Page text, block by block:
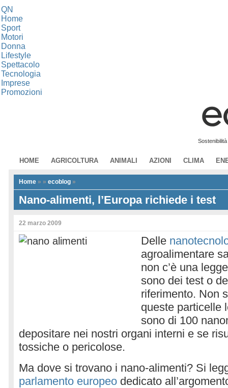
QN
Home
Sport
Motori
Donna
Lifestyle
Spettacolo
Tecnologia
Imprese
Promozioni
HOME AGRICOLTURA ANIMALI AZIONI CLIMA
Home » » ecoblog »
Nano-alimenti, l’Europa richiede i test
22 marzo 2009
Delle
agroalimentare
non c’è una
sono dei test o
riferimento. Non
queste particelle
sono di 100
depositare nei nostri organi interni e se
tossiche o pericolose.
Ma dove si trovano i nano-alimenti? Si
parlamento europeo dedicato